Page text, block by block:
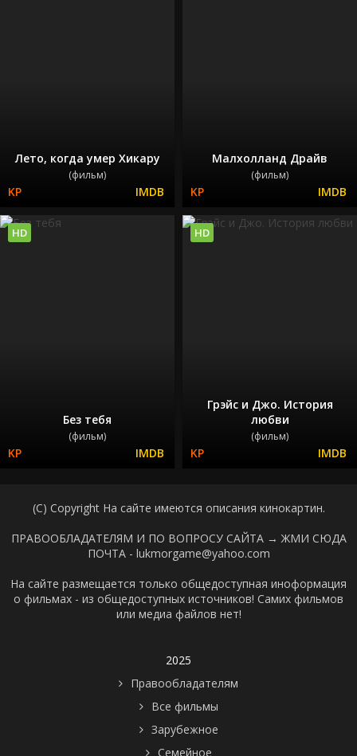
Лето, когда умер Хикару
(фильм)
Малхолланд Драйв
(фильм)
Без тебя
(фильм)
HD
Грэйс и Джо. История
любви
(фильм)
HD
(C) Copyright На сайте имеются описания кинокартин.
ПРАВООБЛАДАТЕЛЯМ И ПО ВОПРОСУ САЙТА → ЖМИ СЮДА
ПОЧТА - lukmorgame@yahoo.com
На сайте размещается только общедоступная иноформация
о фильмах - из общедоступных источников! Самих фильмов
или медиа файлов нет!
2025
Правообладателям
Все фильмы
Зарубежное
Семейное